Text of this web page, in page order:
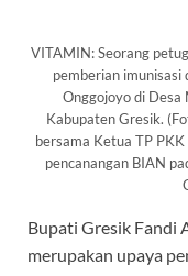
VITAMIN: Seorang
pemberian imunisasi
Onggojoyo di
Kabupaten Gresik.
bersama Ketua TP
pencanangan BIAN
Bupati Gresik Fandi
merupakan upaya